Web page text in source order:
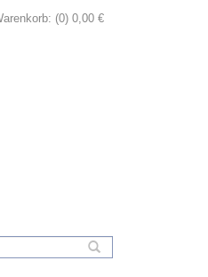
(0) 0,00 €